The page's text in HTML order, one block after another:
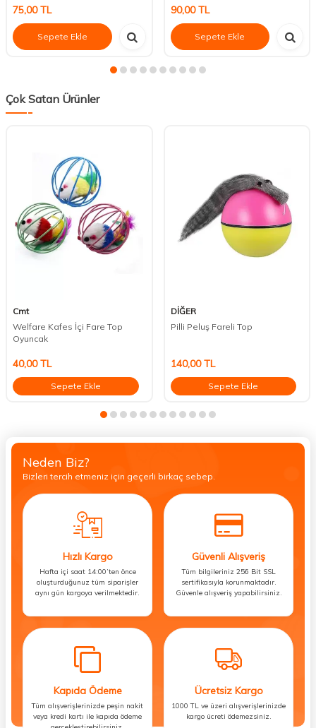
75,00TL
Sepete Ekle
90,00TL
Sepete Ekle
Çok Satan Ürünler
Cmt
Welfare Kafes İçi Fare Top
Oyuncak
40,00TL
Sepete Ekle
DİĞER
Pilli Peluş Fareli Top
140,00TL
Sepete Ekle
Neden Biz?
Bizleri tercih etmeniz için geçerli birkaç sebep.
Hızlı Kargo
Hafta içi saat 14:00’ten önce
oluşturduğunuz tüm siparişler
aynı gün kargoya verilmektedir.
Güvenli Alışveriş
Tüm bilgileriniz 256 Bit SSL
sertifikasıyla korunmaktadır.
Güvenle alışveriş yapabilirsiniz.
Kapıda Ödeme
Tüm alışverişlerinizde peşin nakit
veya kredi kartı ile kapıda ödeme
Ücretsiz Kargo
1000 TL ve üzeri alışverişlerinizde
kargo ücreti ödemezsiniz.